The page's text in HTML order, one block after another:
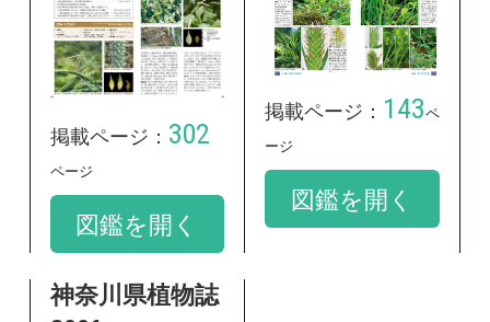
生命の星・地球博物
館
出版年：2001
掲載ページ：475
ページ
図鑑を開く